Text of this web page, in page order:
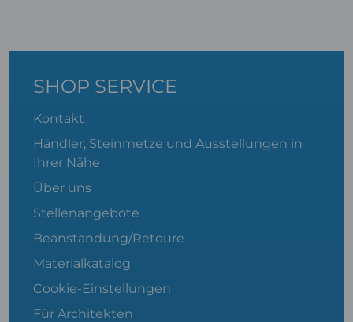
SHOP SERVICE
Kontakt
Händler, Steinmetze und Ausstellungen in
Ihrer Nähe
Über uns
Stellenangebote
Beanstandung/Retoure
Materialkatalog
Cookie-Einstellungen
Für Architekten